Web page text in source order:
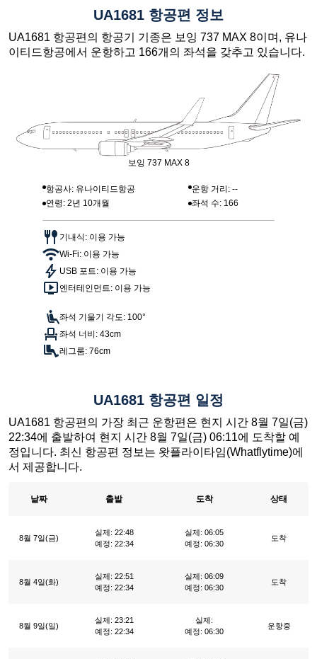
UA1681 항공편 정보
UA1681 항공편의 항공기 기종은 보잉 737 MAX 8이며, 유나
이티드항공에서 운항하고 166개의 좌석을 갖추고 있습니다.
보잉 737 MAX 8
항공사: 유나이티드항공
운항 거리: --
연령: 2년 10개월
좌석 수: 166
기내식: 이용 가능
Wi-Fi: 이용 가능
USB 포트: 이용 가능
엔터테인먼트: 이용 가능
좌석 기울기 각도: 100°
좌석 너비: 43cm
레그룸: 76cm
UA1681 항공편 일정
UA1681 항공편의 가장 최근 운항편은 현지 시간 8월 7일(금)
22:34에 출발하여 현지 시간 8월 7일(금) 06:11에 도착할 예
정입니다. 최신 항공편 정보는 왓플라이타임(Whatflytime)에
서 제공합니다.
날짜 출발 도착 상태
8월 7일(금)
실제: 22:48
예정: 22:34
실제: 06:05
예정: 06:30
도착
8월 4일(화)
실제: 22:51
예정: 22:34
실제: 06:09
예정: 06:30
도착
8월 9일(일)
실제: 23:21
예정: 22:34
실제:
예정: 06:30
운항중